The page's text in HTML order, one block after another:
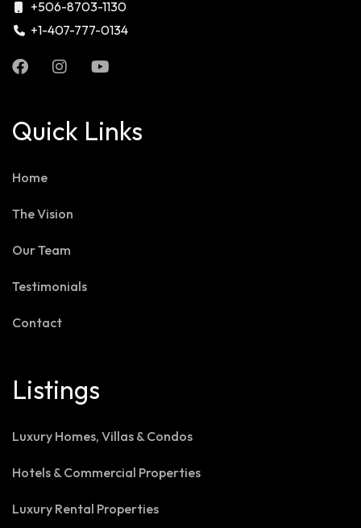
+506-8703-1130
+1-407-777-0134
Quick Links
Home
The Vision
Our Team
Testimonials
Contact
Listings
Luxury Homes, Villas & Condos
Hotels & Commercial Properties
Luxury Rental Properties